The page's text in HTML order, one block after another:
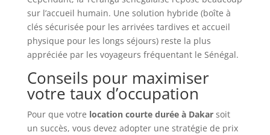
sur l’accueil humain. Une solution hybride (boîte à
clés sécurisée pour les arrivées tardives et accueil
physique pour les longs séjours) reste la plus
appréciée par les voyageurs fréquentant le Sénégal.
Conseils pour maximiser
votre taux d’occupation
Pour que votre location courte durée à Dakarsoit
un succès, vous devez adopter une stratégie de prix